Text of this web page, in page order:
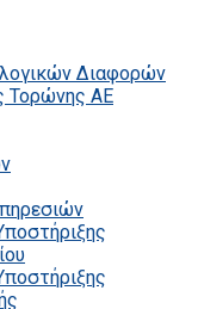
Διαφορών
Τορώνης ΑΕ